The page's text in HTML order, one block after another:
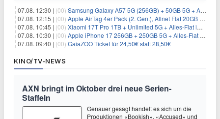
07.08. 12:30 | (00) Samsung Galaxy A57 5G (256GB) + 50GB 5G + Alles-Flat im Vodafone-Netz für 19,99€/Monat – eff. 2,36€/Monat
07.08. 12:15 | (00) Apple AirTag 4er Pack (2. Gen.), Allnet Flat 20GB 5G im Telekom-Netz für 14,99€/Monat – eff. 2,07€/Monat
07.08. 10:45 | (00) Xiaomi 17T Pro 1TB + Unlimited 5G + Alles-Flat im o2 Netz für 29,99€/Monat – eff. 1,15€/Monat
07.08. 10:30 | (00) Apple iPhone 17 256GB + 250GB 5G + Alles-Flat im Telekom-Netz für 34€/Monat – eff. 6,29€/Monat
07.08. 09:40 | (00) GaiaZOO Ticket für 24,50€ statt 28,50€
KINO/TV-NEWS
AXN bringt im Oktober drei neue Serien-
Staffeln
Genauer gesagt handelt es sich um die
Produktionen «Bookish», «Accused» und